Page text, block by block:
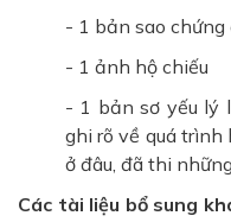
- 1 bản sao
- 1 ảnh hộ chiếu
- 1 bản sơ yếu lý
ghi rõ về quá trình
ở đâu, đã thi
Các tài liệu bổ sung